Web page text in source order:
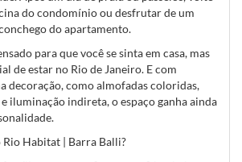
do condomínio ou desfrutar de um
do apartamento.
para que você se sinta em casa, mas
de estar no Rio de Janeiro. E com
decoração, como almofadas coloridas,
iluminação indireta, o espaço ganha ainda
Rio Habitat | Barra Balli?